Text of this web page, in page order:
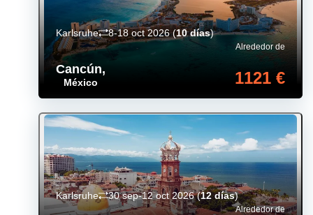
Cancún,
México
Alrededor de
1121 €
Karlsruhe 8-18 oct 2026(10 días)
Alrededor de
Karlsruhe 30 sep-12 oct 2026(12 días)